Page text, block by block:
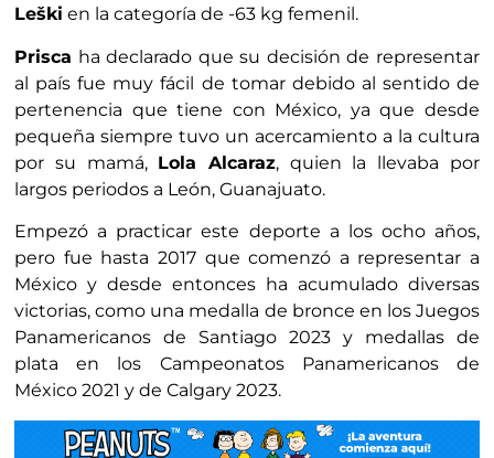
Leški en la categoría de -63 kg femenil.
Prisca ha declarado que su decisión de representar
al país fue muy fácil de tomar debido al sentido de
pertenencia que tiene con México, ya que desde
pequeña siempre tuvo un acercamiento a la cultura
por su mamá, Lola Alcaraz, quien la llevaba por
largos periodos a León, Guanajuato.
Empezó a practicar este deporte a los ocho años,
pero fue hasta 2017 que comenzó a representar a
México y desde entonces ha acumulado diversas
victorias, como una medalla de bronce en los Juegos
Panamericanos de Santiago 2023 y medallas de
plata en los Campeonatos Panamericanos de
México 2021 y de Calgary 2023.